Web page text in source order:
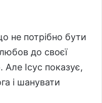
не потрібно бути
до своєї
Але Ісус показує,
і шанувати